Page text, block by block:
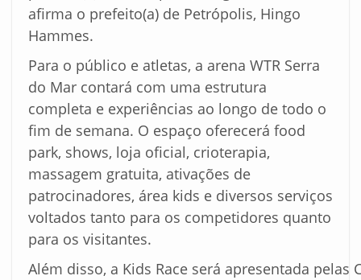
afirma o prefeito(a) de Petrópolis, Hingo
Hammes.
Para o público e atletas, a arena WTR Serra
do Mar contará com uma estrutura
completa e experiências ao longo de todo o
fim de semana. O espaço oferecerá food
park, shows, loja oficial, crioterapia,
massagem gratuita, ativações de
patrocinadores, área kids e diversos serviços
voltados tanto para os competidores quanto
para os visitantes.
Além disso, a Kids Race será apresentada